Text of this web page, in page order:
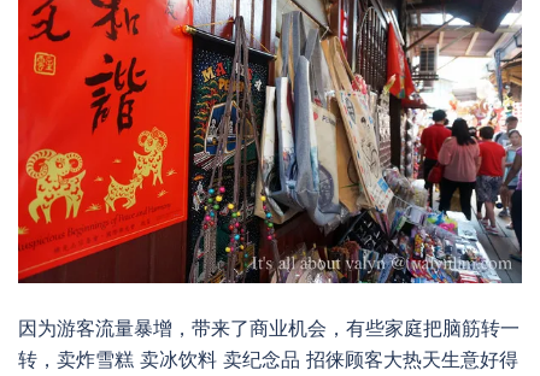
因为游客流量暴增，带来了商业机会，有些家庭把脑筋转一
转，卖炸雪糕 卖冰饮料 卖纪念品 招徕顾客大热天生意好得